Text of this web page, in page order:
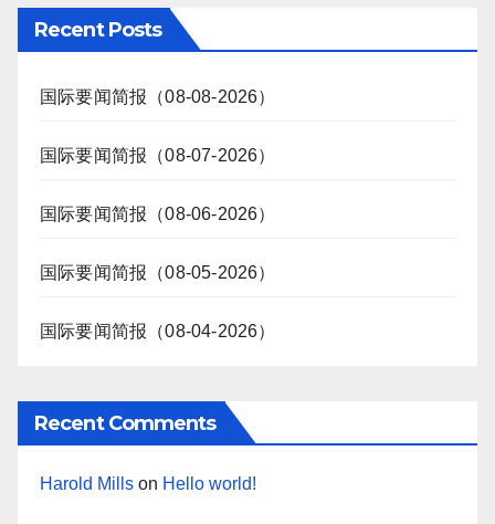
Recent Posts
国际要闻简报（08-08-2026）
国际要闻简报（08-07-2026）
国际要闻简报（08-06-2026）
国际要闻简报（08-05-2026）
国际要闻简报（08-04-2026）
Recent Comments
Harold Mills on Hello world!